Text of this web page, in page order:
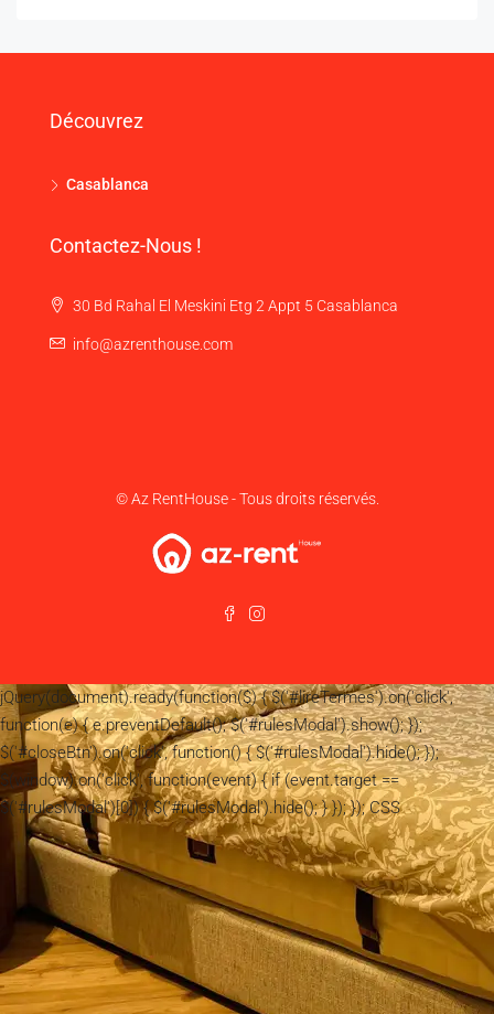
Découvrez
Casablanca
Contactez-Nous !
30 Bd Rahal El Meskini Etg 2 Appt 5 Casablanca
info@azrenthouse.com
© Az RentHouse - Tous droits réservés.
jQuery(document).ready(function($) { $('#lireTermes').on('click',
function(e) { e.preventDefault(); $('#rulesModal').show(); });
$('#closeBtn').on('click', function() { $('#rulesModal').hide(); });
$(window).on('click', function(event) { if (event.target ==
$('#rulesModal')[0]) { $('#rulesModal').hide(); } }); }); CSS